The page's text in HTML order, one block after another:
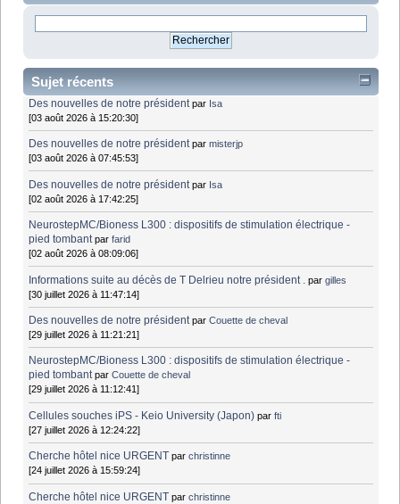
Sujet récents
Des nouvelles de notre président par Isa
[03 août 2026 à 15:20:30]
Des nouvelles de notre président parmisterjp
[03 août 2026 à 07:45:53]
Des nouvelles de notre président par Isa
[02 août 2026 à 17:42:25]
NeurostepMC/Bioness L300 : dispositifs de stimulation électrique -
pied tombant parfarid
[02 août 2026 à 08:09:06]
Informations suite au décès de T Delrieu notre président . pargilles
[30 juillet 2026 à 11:47:14]
Des nouvelles de notre président parCouette de cheval
[29 juillet 2026 à 11:21:21]
NeurostepMC/Bioness L300 : dispositifs de stimulation électrique -
pied tombant parCouette de cheval
[29 juillet 2026 à 11:12:41]
Cellules souches iPS - Keio University (Japon) parfti
[27 juillet 2026 à 12:24:22]
Cherche hôtel nice URGENT parchristinne
[24 juillet 2026 à 15:59:24]
Cherche hôtel nice URGENT parchristinne